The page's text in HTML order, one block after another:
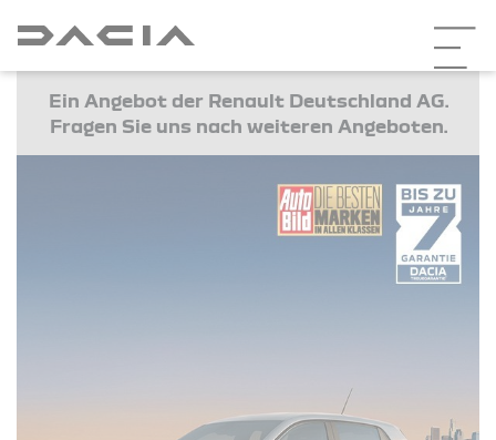
Ein Angebot der Renault Deutschland AG.
Fragen Sie uns nach weiteren Angeboten.